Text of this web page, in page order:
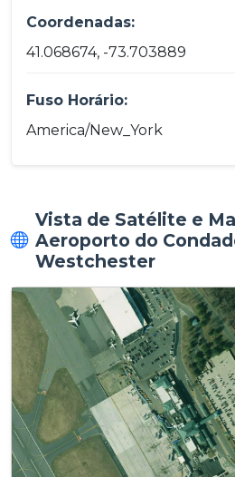
Coordenadas:
41.068674, -73.703889
Fuso Horário:
America/New_York
Vista de Satélite e
Aeroporto do
Westchester